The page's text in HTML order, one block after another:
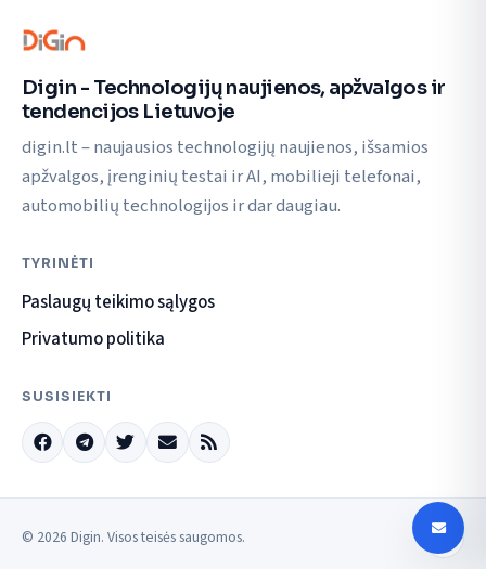
Digin - Technologijų naujienos, apžvalgos ir
tendencijos Lietuvoje
digin.lt – naujausios technologijų naujienos, išsamios
apžvalgos, įrenginių testai ir AI, mobilieji telefonai,
automobilių technologijos ir dar daugiau.
TYRINĖTI
Paslaugų teikimo sąlygos
Privatumo politika
SUSISIEKTI
© 2026 Digin. Visos teisės saugomos.